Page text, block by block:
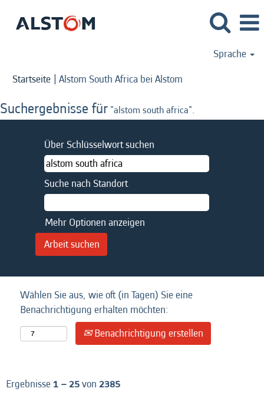
Sprache
Startseite | Alstom South Africa bei Alstom
Suchergebnisse für "alstom south africa".
Über Schlüsselwort suchen
Suche nach Standort
Mehr Optionen anzeigen
Wählen Sie aus, wie oft (in Tagen) Sie eine
Benachrichtigung erhalten möchten:
Benachrichtigung erstellen
Ergebnisse1 – 25von 2385